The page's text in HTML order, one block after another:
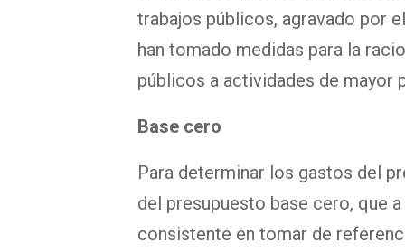
trabajos públicos, agravado por
han tomado medidas para la
públicos a actividades de mayor
Base cero
Para determinar los gastos del
del presupuesto base cero, que
consistente en tomar de